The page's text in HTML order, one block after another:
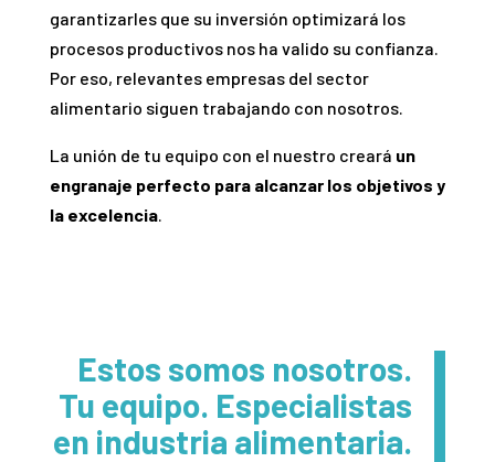
garantizarles que su inversión optimizará los
procesos productivos nos ha valido su confianza.
Por eso, relevantes empresas del sector
alimentario siguen trabajando con nosotros.
La unión de tu equipo con el nuestro creará un
engranaje perfecto para alcanzar los objetivos y
la excelencia.
Estos somos nosotros.
Tu equipo. Especialistas
en industria alimentaria.